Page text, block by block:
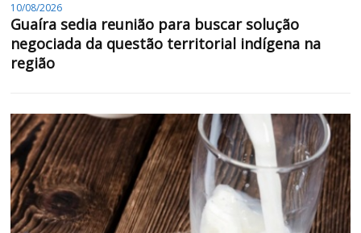
10/08/2026
Guaíra sedia reunião para buscar solução
negociada da questão territorial indígena na
região